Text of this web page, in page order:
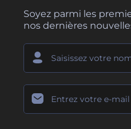
Soyez parmi les
nos dernières